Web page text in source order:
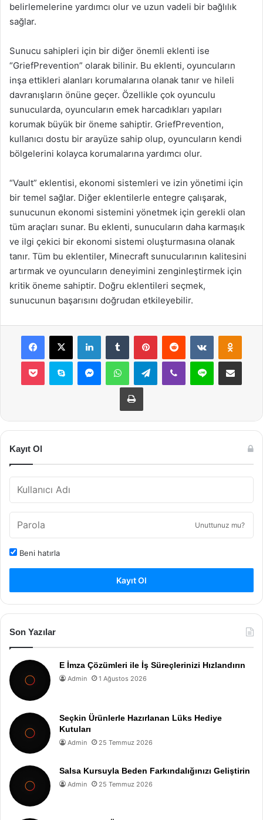
belirlemelerine yardımcı olur ve uzun vadeli bir bağlılık
sağlar.
Sunucu sahipleri için bir diğer önemli eklenti ise
“GriefPrevention” olarak bilinir. Bu eklenti, oyuncuların
inşa ettikleri alanları korumalarına olanak tanır ve hileli
davranışların önüne geçer. Özellikle çok oyunculu
sunucularda, oyuncuların emek harcadıkları yapıları
korumak büyük bir öneme sahiptir. GriefPrevention,
kullanıcı dostu bir arayüze sahip olup, oyuncuların kendi
bölgelerini kolayca korumalarına yardımcı olur.
“Vault” eklentisi, ekonomi sistemleri ve izin yönetimi için
bir temel sağlar. Diğer eklentilerle entegre çalışarak,
sunucunun ekonomi sistemini yönetmek için gerekli olan
tüm araçları sunar. Bu eklenti, sunucuların daha karmaşık
ve ilgi çekici bir ekonomi sistemi oluşturmasına olanak
tanır. Tüm bu eklentiler, Minecraft sunucularının kalitesini
artırmak ve oyuncuların deneyimini zenginleştirmek için
kritik öneme sahiptir. Doğru eklentileri seçmek,
sunucunun başarısını doğrudan etkileyebilir.
Facebook
X LinkedInTumblr PinterestReddit VKontakte
Pocket Skype MessengerWhatsAppTelegramViber Line E-Posta ile
Yazdır
Kayıt Ol
Unuttunuz mu?
Beni hatırla
Kayıt Ol
Son Yazılar
E İmza Çözümleri ile İş Süreçlerinizi Hızlandırın
Admin 1 Ağustos 2026
Seçkin Ürünlerle Hazırlanan Lüks Hediye
Kutuları
Admin 25 Temmuz 2026
Salsa Kursuyla Beden Farkındalığınızı Geliştirin
Admin 25 Temmuz 2026